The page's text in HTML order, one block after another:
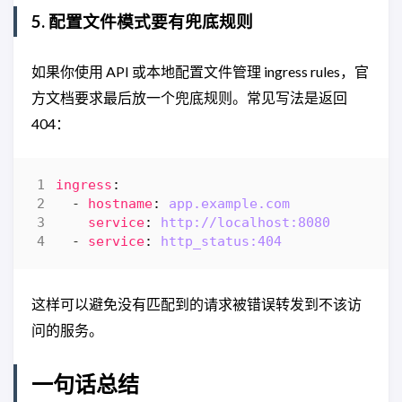
5. 配置文件模式要有兜底规则
如果你使用 API 或本地配置文件管理 ingress rules，官
方文档要求最后放一个兜底规则。常见写法是返回
404：
ingress :
- hostname:
app.example.com
service:
http://localhost:8080
- service: http_status:404
这样可以避免没有匹配到的请求被错误转发到不该访
问的服务。
一句话总结